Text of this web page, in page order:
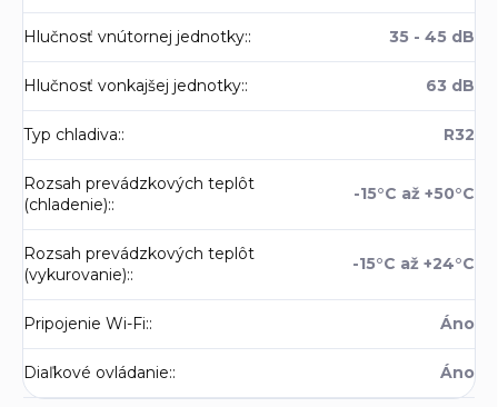
Hlučnosť vnútornej jednotky:: 35 - 45 dB
Hlučnosť vonkajšej jednotky:: 63 dB
Typ chladiva:: R32
Rozsah prevádzkových teplôt
(chladenie)::
-15°C až +50°C
Rozsah prevádzkových teplôt
(vykurovanie)::
-15°C až +24°C
Pripojenie Wi-Fi:: Áno
Diaľkové ovládanie:: Áno